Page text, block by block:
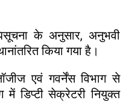
के अनुसार, अनुभवी
किया गया है।
एवं गवर्नेंस विभाग से
में डिप्टी सेक्रेटरी नियुक्त